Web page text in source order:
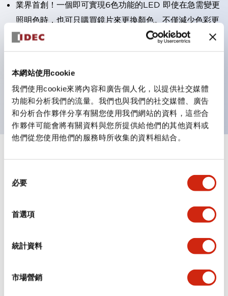
本網站使用cookie
我們使用cookie來將內容和廣告個人化，以提供社交媒體
功能和分析我們的流量。我們也與我們的社交媒體、廣告
和分析合作夥伴分享有關您使用我們網站的資料，這些合
作夥伴可能會將有關資料與您所提供給他們的其他資料或
他們從您使用他們的服務時所收集的資料相結合。
必要
首選項
統計資料
市場營銷
業界首創！一個即可實現6色功能的LED 即使在急需變更
照明色時，也可只購買鏡片來更換顏色。不僅減少色彩更
換及庫存管理的工時，且對環境友善的產品。
易於使用的接點塊：IP20防指保護結構，簡易安裝／拆
主要機種具備UL、CSA認證及符合EN標準。
規格 顯示全部+
審美規範
電氣規範（額定照明部分）